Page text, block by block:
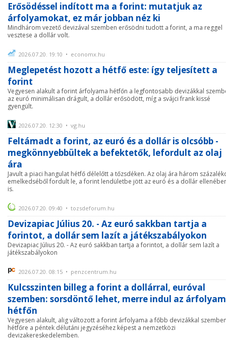
Erősödéssel indított ma a forint: mutatjuk az
árfolyamokat, ez már jobban néz ki
Mindhárom vezető devizával szemben erősödni tudott a forint, a ma reggel
vesztese a dollár volt.
2026.07.20. 19:10 • economx.hu
Meglepetést hozott a hétfő este: így teljesített a
forint
Vegyesen alakult a forint árfolyama hétfőn a legfontosabb devizákkal
az euró minimálisan drágult, a dollár erősödött, míg a svájci frank kissé
gyengült.
2026.07.20. 12:30 • vg.hu
Feltámadt a forint, az euró és a dollár is olcsóbb -
megkönnyebbültek a befektetők, lefordult az olaj
ára
Javult a piaci hangulat hétfő délelőtt a tőzsdéken. Az olaj ára három
emelkedséből fordult le, a forint lendületbe jött az euró és a dollár
is.
2026.07.20. 09:40 • tozsdeforum.hu
Devizapiac Július 20. - Az euró sakkban tartja a
forintot, a dollár sem lazít a játékszabályokon
Devizapiac Július 20. - Az euró sakkban tartja a forintot, a dollár sem lazít a
játékszabályokon
2026.07.20. 08:15 • penzcentrum.hu
Kulcsszinten billeg a forint a dollárral, euróval
szemben: sorsdöntő lehet, merre indul az árfolyam
hétfőn
Vegyesen alakult, alig változott a forint árfolyama a főbb devizákkal
hétfőre a péntek délutáni jegyzéséhez képest a nemzetközi
devizakereskedelemben.